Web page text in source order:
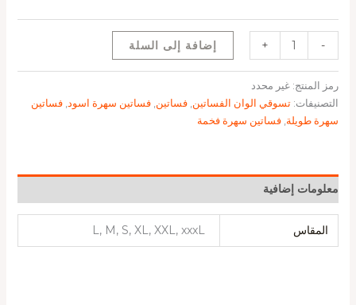
-
+ إضافة إلى السلة
رمز المنتج: غير محدد
التصنيفات: تسوقي الوان الفساتين فساتين فساتين سهرة اسود فساتين
سهرة طويلة فساتين سهرة فخمة
معلومات إضافية
المقاس L, M, S, XL, XXL, xxxL